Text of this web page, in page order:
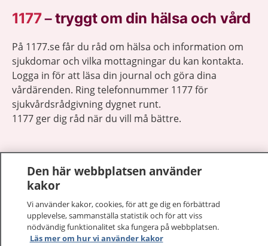
1177–tryggt om din hälsa och vård
På 1177.se får du råd om hälsa och information om
sjukdomar och vilka mottagningar du kan kontakta.
Logga in för att läsa din journal och göra dina
vårdärenden. Ring telefonnummer 1177 för
sjukvårdsrådgivning dygnet runt.
1177 ger dig råd när du vill må bättre.
1177 på flera språk
Om 1177
Den här webbplatsen använder
kakor
Vi använder kakor, cookies, för att ge dig en förbättrad
upplevelse, sammanställa statistik och för att viss
nödvändig funktionalitet ska fungera på webbplatsen.
Läs mer om hur vi använder kakor